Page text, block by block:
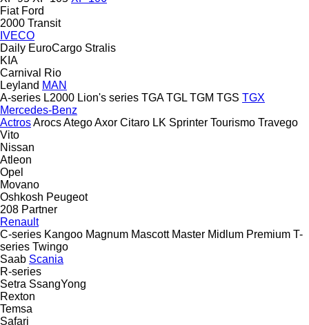
Fiat Ford
2000 Transit
IVECO
Daily EuroCargo Stralis
KIA
Carnival
Rio
Leyland MAN
A-series L2000 Lion's series TGA TGL TGM TGS TGX
Mercedes-Benz
ActrosArocsAtegoAxor Citaro LK Sprinter Tourismo Travego
Vito
Nissan
Atleon
Opel
Movano
Oshkosh Peugeot
208 Partner
Renault
C-series Kangoo Magnum Mascott Master Midlum Premium T-
series Twingo
Saab Scania
R-series
Setra SsangYong
Rexton
Temsa
Safari